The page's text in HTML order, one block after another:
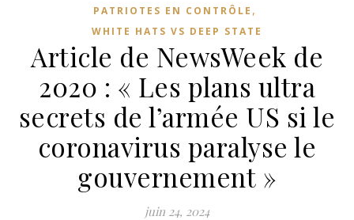
PATRIOTES EN CONTRÔLE ,
WHITE HATS VS DEEP STATE
Article de NewsWeek de
2020 : « Les plans ultra
secrets de l’armée US si le
coronavirus paralyse le
gouvernement »
juin 24, 2024